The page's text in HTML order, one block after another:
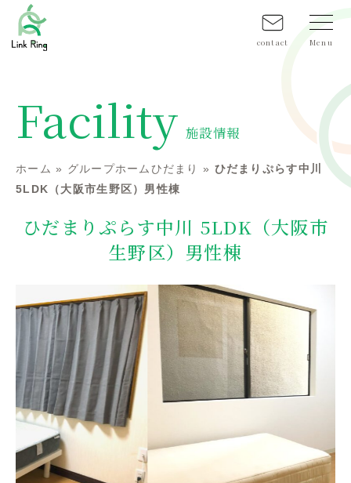
contact
Facility 施設情報
ホーム » グループホームひだまり » ひだまりぷらす中川
5LDK（大阪市生野区）男性棟
ひだまりぷらす中川 5LDK（大阪市
生野区）男性棟